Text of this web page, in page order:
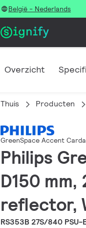
België - Nederlands
Overzicht
Thuis Producten
GreenSpace Accent
Philips
D150
reflector,
RS353B 27S/840 PSU-